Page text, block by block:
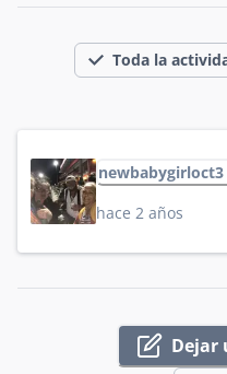
Toda la
hace 2 años
Dejar